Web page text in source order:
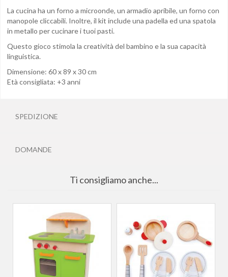
La cucina ha un forno a microonde, un armadio apribile, un forno con
manopole cliccabili. Inoltre, il kit include una padella ed una spatola
in metallo per cucinare i tuoi pasti.
Questo gioco stimola la creatività del bambino e la sua capacità
linguistica.
Dimensione: 60 x 89 x 30 cm
Età consigliata: +3 anni
SPEDIZIONE
DOMANDE
Ti consigliamo anche...